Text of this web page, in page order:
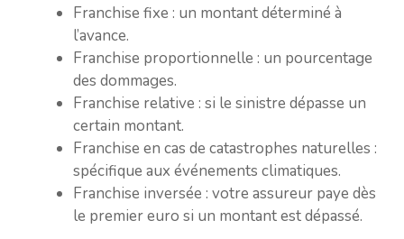
Franchise fixe : un montant déterminé à
l’avance.
Franchise proportionnelle : un pourcentage
des dommages.
Franchise relative : si le sinistre dépasse un
certain montant.
Franchise en cas de catastrophes naturelles :
spécifique aux événements climatiques.
Franchise inversée : votre assureur paye dès
le premier euro si un montant est dépassé.